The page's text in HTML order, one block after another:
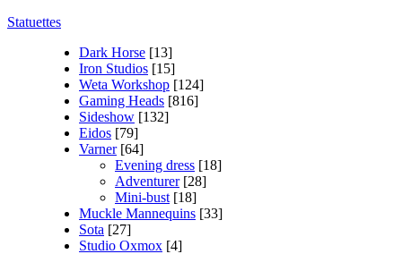
Statuettes
Dark Horse [13]
Iron Studios [15]
Weta Workshop [124]
Gaming Heads [816]
Sideshow [132]
Eidos [79]
Varner [64]
Evening dress [18]
Adventurer [28]
Mini-bust [18]
Muckle Mannequins [33]
Sota [27]
Studio Oxmox [4]